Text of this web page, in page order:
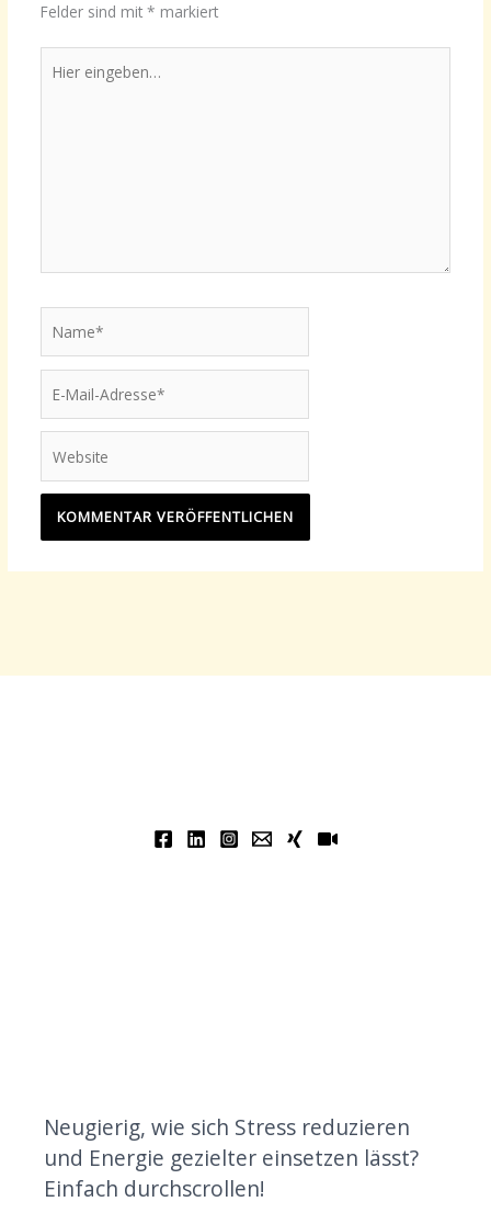
Felder sind mit * markiert
eingeben…
Mail-
Adresse*
Neugierig, wie sich Stress reduzieren
und Energie gezielter einsetzen lässt?
Einfach durchscrollen!